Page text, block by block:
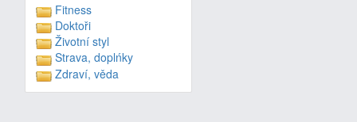
Fitness
Doktoři
Životní styl
Strava, doplńky
Zdraví, věda